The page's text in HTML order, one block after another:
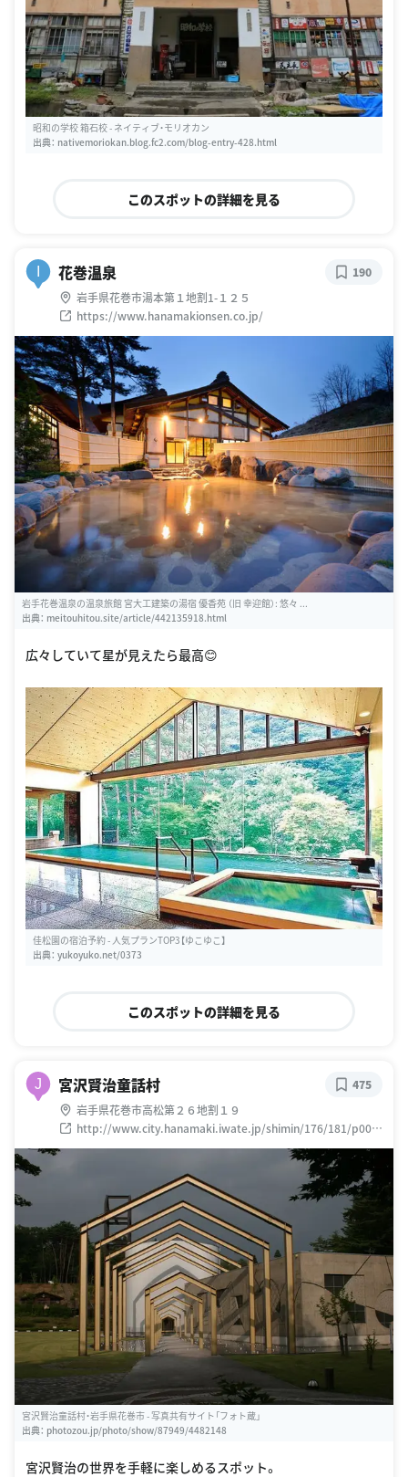
昭和の学校 箱石校 - ネイティブ・モリオカン
出典： nativemoriokan.blog.fc2.com/blog-entry-428.html
このスポットの詳細を見る
花巻温泉
岩手県花巻市湯本第１地割1-１２５
https://www.hanamakionsen.co.jp/
190
岩手花巻温泉の温泉旅館 宮大工建築の湯宿 優香苑 （旧 幸迎館）: 悠々 ...
出典： meitouhitou.site/article/442135918.html
広々していて星が見えたら最高😊
佳松園の宿泊予約 - 人気プランTOP3【ゆこゆこ】
出典： yukoyuko.net/0373
このスポットの詳細を見る
J 宮沢賢治童話村
岩手県花巻市高松第２６地割１９
http://www.city.hanamaki.iwate.jp/shimin/176/181/p004
864.html
475
宮沢賢治童話村・岩手県花巻市 - 写真共有サイト「フォト蔵」
出典： photozou.jp/photo/show/87949/4482148
宮沢賢治の世界を手軽に楽しめるスポット。